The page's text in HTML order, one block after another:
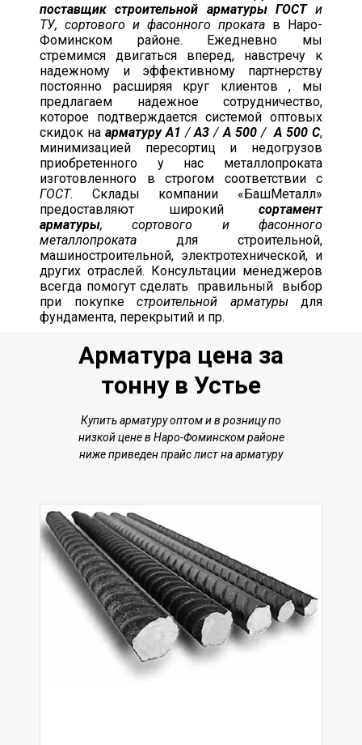
поставщик строительной арматуры ГОСТи
ТУ, сортового и фасонного проката в Наро-
Фоминском районе. Ежедневно мы
стремимся двигаться вперед, навстречу к
надежному и эффективному партнерству
постоянно расширяя круг клиентов , мы
предлагаем надежное сотрудничество,
которое подтверждается системой оптовых
скидок наарматуру А1/А3/А 500/ А 500 С,
минимизацией пересортиц и недогрузов
приобретенного у нас металлопроката
изготовленного в строгом соответствии с
ГОСТ. Склады компании «БашМеталл»
предоставляют широкий сортамент
арматуры, сортового и фасонного
металлопроката для строительной,
машиностроительной, электротехнической, и
других отраслей. Консультации менеджеров
всегда помогут сделать правильный выбор
при покупке строительной арматурыдля
фундамента, перекрытий и пр.
Арматура цена за
тонну в Устье
Купить арматуруоптом и в розницу по
низкой цене в Наро-Фоминском районе
ниже приведен прайс лист на арматуру